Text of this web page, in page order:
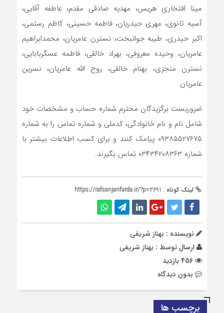
مینا افتخاری هریس، مهدیه صادقی مقدم، عاطفه آقایی،
آسیه ثانوی، مهری حیدریان، فاطمه حسینی، کاظم رستمی،
اکبر حیدری، طیبه جوانبخت، نسترن عامریان، محمدابراهیم
عامریان، وحیده معروفی، بهراد خالقی، فاطمه عسگربابایی،
نسترن منجزی، بهنام خالقی، روح الله عامریان، نسرین
عامریان
ضروریست برگزیدگان محترم شماره حساب و مشخصات خود
شامل نام و نام خانوادگی، کدملی و شماره تماس را به شماره
۰۹۳۸۵۵۲۷۶۷۵ پیامک کنند و برای کسب اطلاعات بیشتر با
شماره ۰۳۴۳۴۲۰۸۳۶۳ تماس بگیرند.
لینک کوتاه : https://rafsanjanfarda.ir/?p=2691
نویسنده : بهناز شریفی
ارسال توسط : بهناز شریفی
بدون دیدگاه
برچسب ها